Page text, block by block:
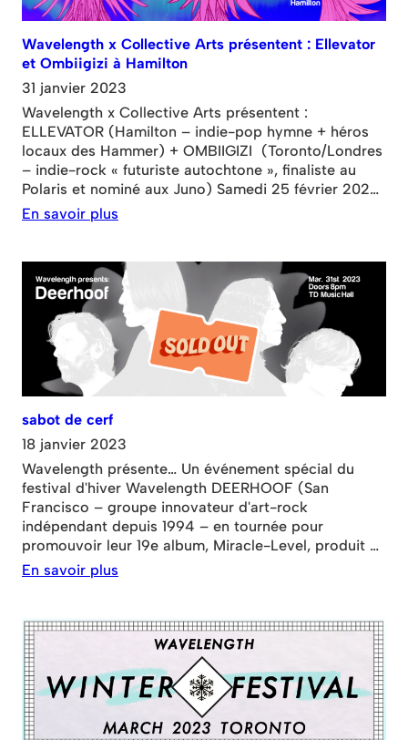
Wavelength x Collective Arts présentent : Ellevator
et Ombiigizi à Hamilton
31 janvier 2023
Wavelength x Collective Arts présentent :
ELLEVATOR (Hamilton – indie-pop hymne + héros
locaux des Hammer) + OMBIIGIZI (Toronto/Londres
– indie-rock « futuriste autochtone », finaliste au
Polaris et nominé aux Juno) Samedi 25 février 2023
@ Collective Arts Brewing, 207, rue Burlington Est,
Hamilton Ouverture des portes à 20 h – TOUS ÂGES
bit.ly/WLxCA-Hamilton
En savoir plus
sabot de cerf
18 janvier 2023
Wavelength présente… Un événement spécial du
festival d'hiver Wavelength DEERHOOF (San
Francisco – groupe innovateur d'art-rock
indépendant depuis 1994 – en tournée pour
promouvoir leur 19e album, Miracle-Level, produit à
Winnipeg) Avec les invités : Bad Waitress (Toronto –
punk rockers queer entièrement féminins) Indian
ojibway/chippewa/mohawk) Vendredi 31 mars 2023
@ TD Music Hall, 178, rue Victoria.
En savoir plus